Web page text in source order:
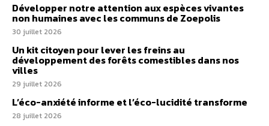
Développer notre attention aux espèces vivantes
non humaines avec les communs de Zoepolis
30 juillet 2026
Un kit citoyen pour lever les freins au
développement des forêts comestibles dans nos
villes
29 juillet 2026
L’éco-anxiété informe et l’éco-lucidité transforme
28 juillet 2026